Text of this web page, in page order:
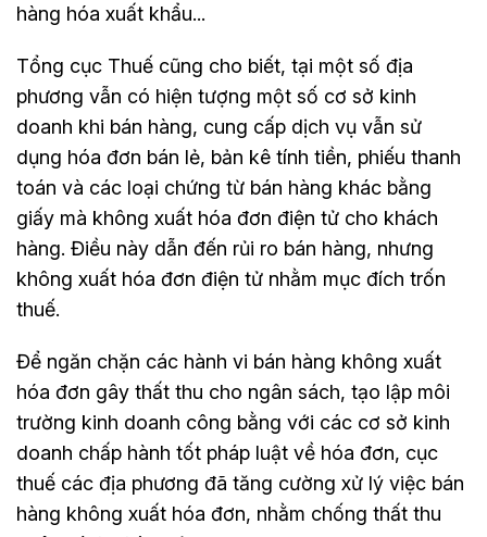
hàng hóa xuất khẩu...
Tổng cục Thuế cũng cho biết, tại một số địa
phương vẫn có hiện tượng một số cơ sở kinh
doanh khi bán hàng, cung cấp dịch vụ vẫn sử
dụng hóa đơn bán lẻ, bản kê tính tiền, phiếu thanh
toán và các loại chứng từ bán hàng khác bằng
giấy mà không xuất hóa đơn điện tử cho khách
hàng. Điều này dẫn đến rủi ro bán hàng, nhưng
không xuất hóa đơn điện tử nhằm mục đích trốn
thuế.
Để ngăn chặn các hành vi bán hàng không xuất
hóa đơn gây thất thu cho ngân sách, tạo lập môi
trường kinh doanh công bằng với các cơ sở kinh
doanh chấp hành tốt pháp luật về hóa đơn, cục
thuế các địa phương đã tăng cường xử lý việc bán
hàng không xuất hóa đơn, nhằm chống thất thu